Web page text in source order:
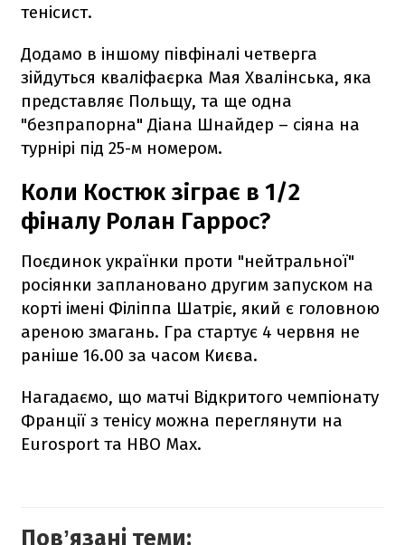
тенісист.
Додамо в іншому півфіналі четверга
зійдуться кваліфаєрка Мая Хвалінська, яка
представляє Польщу, та ще одна
"безпрапорна" Діана Шнайдер – сіяна на
турнірі під 25-м номером.
Коли Костюк зіграє в 1/2
фіналу Ролан Гаррос?
Поєдинок українки проти "нейтральної"
росіянки заплановано другим запуском на
корті імені Філіппа Шатріє, який є головною
ареною змагань. Гра стартує 4 червня не
раніше 16.00 за часом Києва.
Нагадаємо, що матчі Відкритого чемпіонату
Франції з тенісу можна переглянути на
Eurosport та HBO Max.
Повʼязані теми: